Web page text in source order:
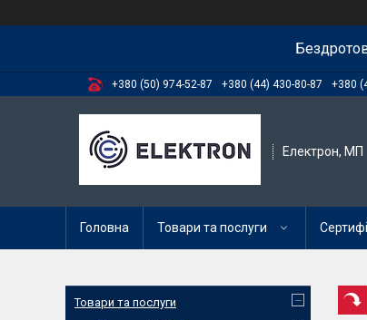
+380 (50) 974-52-87 +380 (44) 430-80-87 +380
Електрон, МП
Головна Товари та послуги
Товари та послуги